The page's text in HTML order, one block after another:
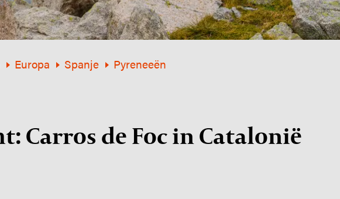
Europa Spanje Pyreneeën
Carros de Foc in Catalonië